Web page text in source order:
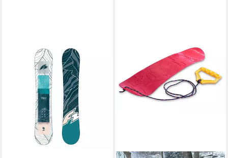
Snowboard F2 Snowboard T -
Ride Wood
Freeride/Freestyle 154 cm
Weiss 2025
549,00 €
lieferbar - in 4-5 Werktagen bei dir